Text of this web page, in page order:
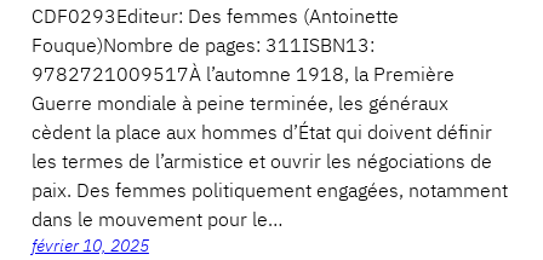
CDF0293Editeur: Des femmes (Antoinette
Fouque)Nombre de pages: 311ISBN13:
9782721009517À l’automne 1918, la Première
Guerre mondiale à peine terminée, les généraux
cèdent la place aux hommes d’État qui doivent définir
les termes de l’armistice et ouvrir les négociations de
paix. Des femmes politiquement engagées, notamment
dans le mouvement pour le…
février 10, 2025